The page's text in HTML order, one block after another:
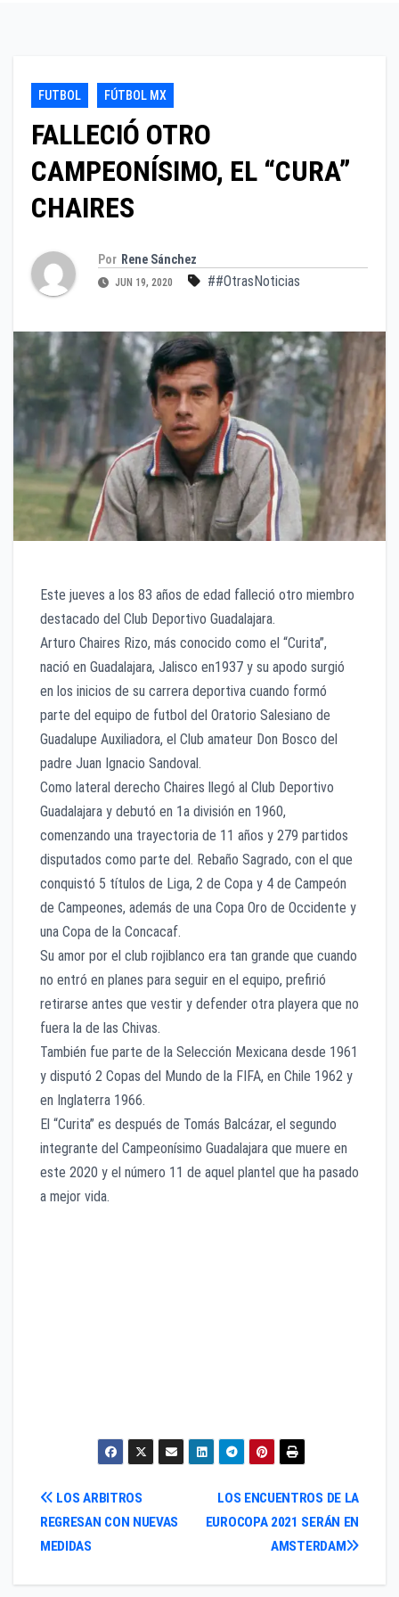
FUTBOL FÚTBOL MX
FALLECIÓ OTRO
CAMPEONÍSIMO, EL “CURA”
CHAIRES
Por Rene Sánchez
JUN 19, 2020 ##OtrasNoticias
Este jueves a los 83 años de edad falleció otro miembro
destacado del Club Deportivo Guadalajara.
Arturo Chaires Rizo, más conocido como el “Curita”,
nació en Guadalajara, Jalisco en1937 y su apodo surgió
en los inicios de su carrera deportiva cuando formó
parte del equipo de futbol del Oratorio Salesiano de
Guadalupe Auxiliadora, el Club amateur Don Bosco del
padre Juan Ignacio Sandoval.
Como lateral derecho Chaires llegó al Club Deportivo
Guadalajara y debutó en 1a división en 1960,
comenzando una trayectoria de 11 años y 279 partidos
disputados como parte del. Rebaño Sagrado, con el que
conquistó 5 títulos de Liga, 2 de Copa y 4 de Campeón
de Campeones, además de una Copa Oro de Occidente y
una Copa de la Concacaf.
Su amor por el club rojiblanco era tan grande que cuando
no entró en planes para seguir en el equipo, prefirió
retirarse antes que vestir y defender otra playera que no
fuera la de las Chivas.
También fue parte de la Selección Mexicana desde 1961
y disputó 2 Copas del Mundo de la FIFA, en Chile 1962 y
en Inglaterra 1966.
El “Curita” es después de Tomás Balcázar, el segundo
integrante del Campeonísimo Guadalajara que muere en
este 2020 y el número 11 de aquel plantel que ha pasado
a mejor vida.
Navegación
de
entradas
LOS ENCUENTROS DE LA
EUROCOPA 2021 SERÁN EN
AMSTERDAM
LOS ARBITROS
REGRESAN CON NUEVAS
MEDIDAS